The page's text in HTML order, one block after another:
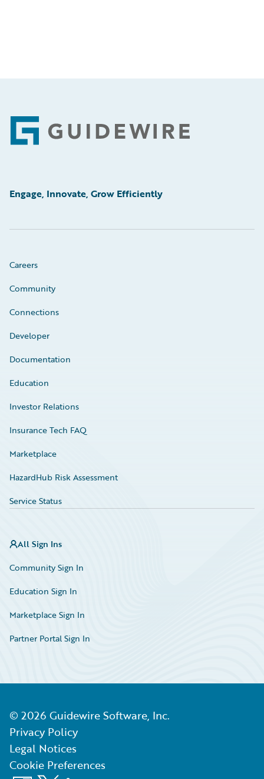
Footer
Engage, Innovate, Grow Efficiently
Careers
Community
Connections
Developer
Documentation
Education
Investor Relations
Insurance Tech FAQ
Marketplace
HazardHub Risk Assessment
Service Status
All Sign Ins
Community Sign In
Education Sign In
Marketplace Sign In
Partner Portal Sign In
© 2026 Guidewire Software, Inc.
Privacy Policy
Legal Notices
Cookie Preferences